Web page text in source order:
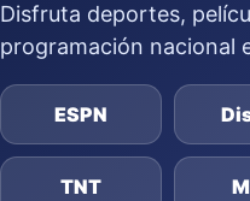
Disfruta deportes,
programación nacional
ESPN
TNT